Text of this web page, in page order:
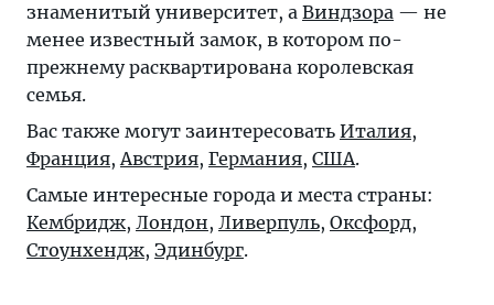
знаменитый университет, а Виндзора — не
менее известный замок, в котором по-
прежнему расквартирована королевская
семья.
Вас также могут заинтересовать Италия,
Франция,Австрия, Германия, США.
Самые интересные города и места страны:
Кембридж, Лондон, Ливерпуль, Оксфорд,
Стоунхендж, Эдинбург.